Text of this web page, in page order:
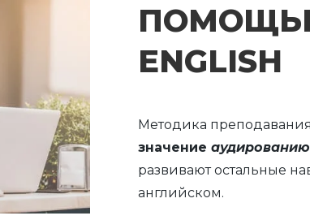
ENGLISH
Методика
значениеаудированию
развивают остальные
английском.